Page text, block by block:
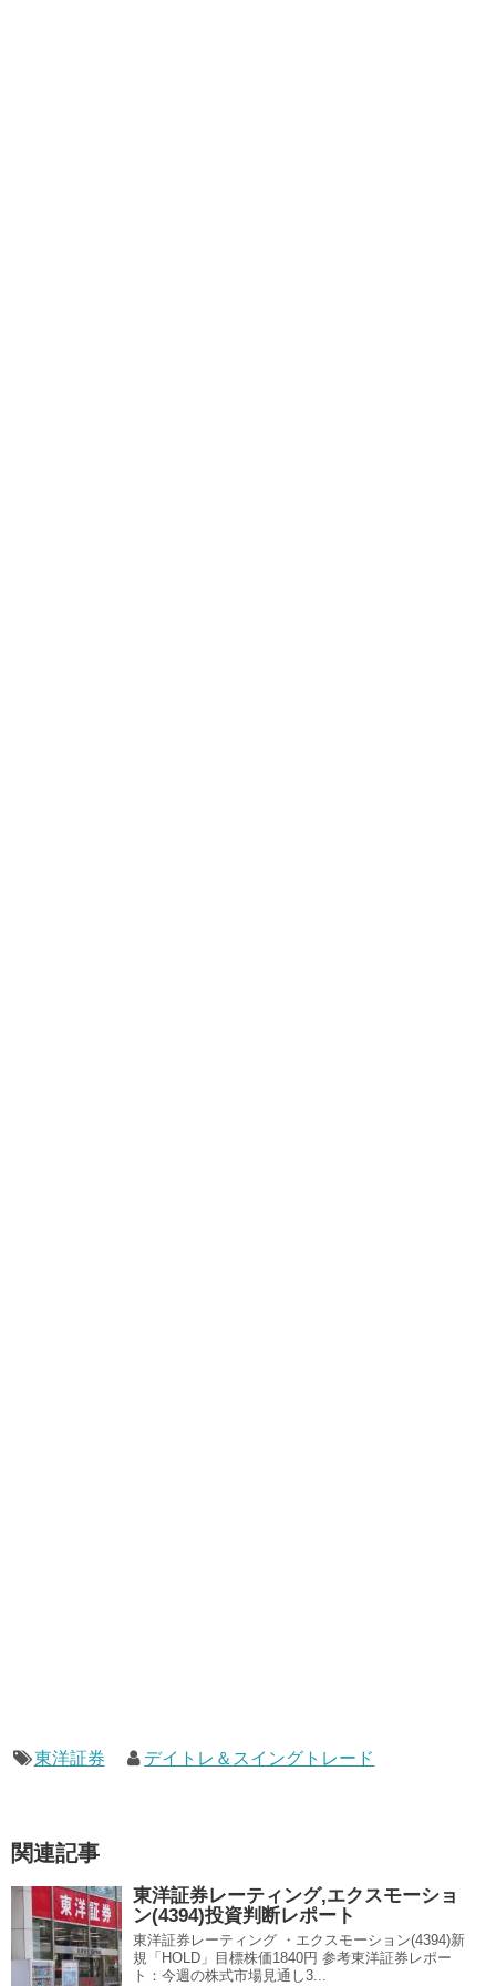
東洋証券 デイトレ＆スイングトレード
関連記事
東洋証券レーティング,エクスモーショ
ン(4394)投資判断レポート
東洋証券レーティング ・エクスモーション(4394)新
規「HOLD」目標株価1840円 参考東洋証券レポー
ト：今週の株式市場見通し3...